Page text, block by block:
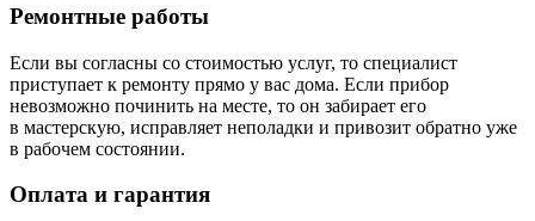
Ремонтные работы
Если вы согласны со стоимостью услуг, то специалист
приступает к ремонту прямо у вас дома. Если прибор
невозможно починить на месте, то он забирает его
в мастерскую, исправляет неполадки и привозит обратно уже
в рабочем состоянии.
Оплата и гарантия